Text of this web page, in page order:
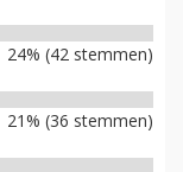
24% (42 stemmen)
21% (36 stemmen)